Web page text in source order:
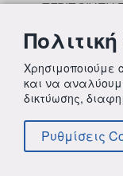
ΠΕΡΙΠΟΙΗΣΗ
ΣΤΟΜΑΤΙΚΗ
ΦΡΟΝΤΙΔΑ
ΠΑΙΔΙΚΗ
Χρησιμοποιούμε
και να
δικτύωσης,
Ρυθμίσεις